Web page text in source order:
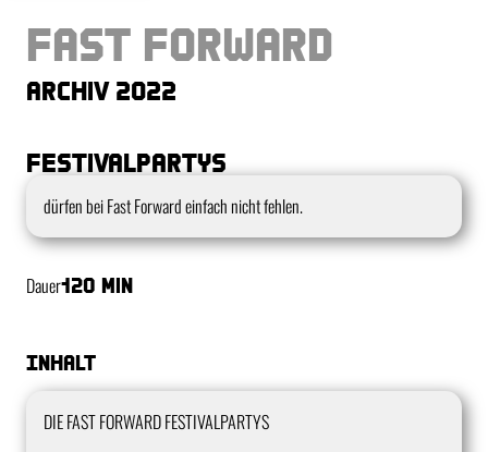
Fast Forward
Archiv 2022
Festivalpartys
Kurzbeschreibung
dürfen bei Fast Forward einfach nicht fehlen.
Dauer120 min
Inhalt
DIE FAST FORWARD FESTIVALPARTYS